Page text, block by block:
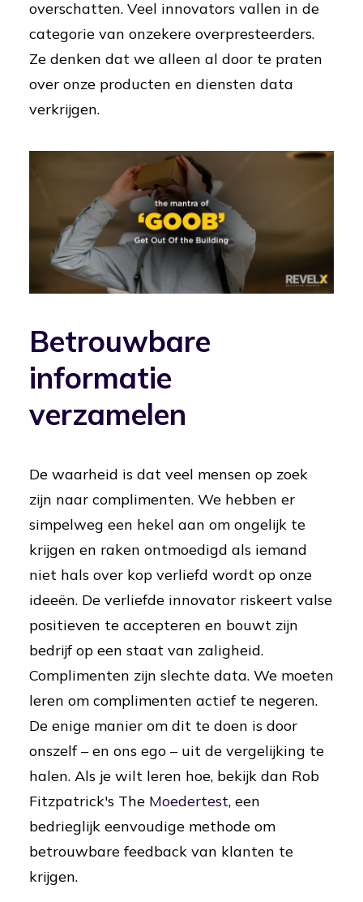
overschatten. Veel innovators vallen in de
categorie van onzekere overpresteerders.
Ze denken dat we alleen al door te praten
over onze producten en diensten data
verkrijgen.
Betrouwbare
informatie
verzamelen
De waarheid is dat veel mensen op zoek
zijn naar complimenten. We hebben er
simpelweg een hekel aan om ongelijk te
krijgen en raken ontmoedigd als iemand
niet hals over kop verliefd wordt op onze
ideeën. De verliefde innovator riskeert valse
positieven te accepteren en bouwt zijn
bedrijf op een staat van zaligheid.
Complimenten zijn slechte data. We moeten
leren om complimenten actief te negeren.
De enige manier om dit te doen is door
onszelf – en ons ego – uit de vergelijking te
halen. Als je wilt leren hoe, bekijk dan Rob
Fitzpatrick's The Moedertest, een
bedrieglijk eenvoudige methode om
betrouwbare feedback van klanten te
krijgen.